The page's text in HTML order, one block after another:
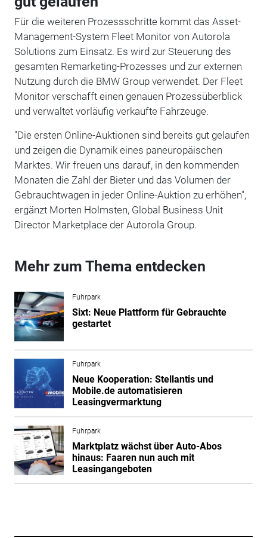
Für die weiteren Prozessschritte kommt das Asset-
Management-System Fleet Monitor von Autorola
Solutions zum Einsatz. Es wird zur Steuerung des
gesamten Remarketing-Prozesses und zur externen
Nutzung durch die BMW Group verwendet. Der Fleet
Monitor verschafft einen genauen Prozessüberblick
und verwaltet vorläufig verkaufte Fahrzeuge.
"Die ersten Online-Auktionen sind bereits gut gelaufen
und zeigen die Dynamik eines paneuropäischen
Marktes. Wir freuen uns darauf, in den kommenden
Monaten die Zahl der Bieter und das Volumen der
Gebrauchtwagen in jeder Online-Auktion zu erhöhen",
ergänzt Morten Holmsten, Global Business Unit
Director Marketplace der Autorola Group.
Mehr zum Thema entdecken
Fuhrpark
Sixt: Neue Plattform für Gebrauchte
gestartet
Fuhrpark
Neue Kooperation: Stellantis und
Mobile.de automatisieren
Leasingvermarktung
Fuhrpark
Marktplatz wächst über Auto-Abos
hinaus: Faaren nun auch mit
Leasingangeboten